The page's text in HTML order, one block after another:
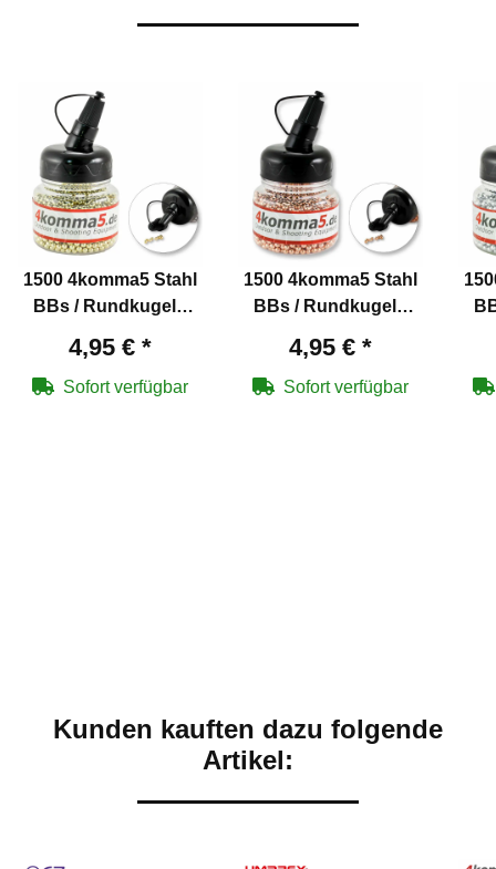
1500 4komma5 Stahl
BBs / Rundkugeln
Messing überzogen
für Co2-Waffen
4,95 € *
Sofort verfügbar
1500 4komma5 Stahl
BBs / Rundkugeln
verkupfert für Co2-
Waffen
4,95 € *
Sofort verfügbar
Kunden kauften dazu folgende
Artikel: